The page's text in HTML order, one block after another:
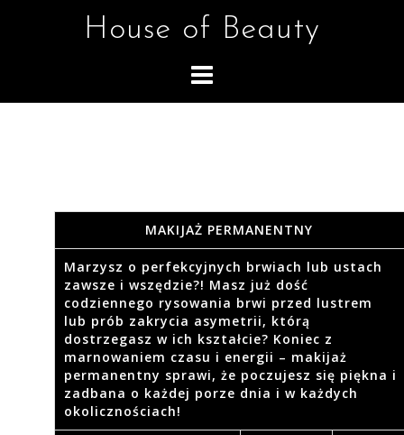
House of Beauty
MAKIJAŻ PERMANENTNY
Marzysz o perfekcyjnych brwiach lub ustach
zawsze i wszędzie?! Masz już dość
codziennego rysowania brwi przed lustrem
lub prób zakrycia asymetrii, którą
dostrzegasz w ich kształcie? Koniec z
marnowaniem czasu i energii – makijaż
permanentny sprawi, że poczujesz się piękna i
zadbana o każdej porze dnia i w każdych
okolicznościach!